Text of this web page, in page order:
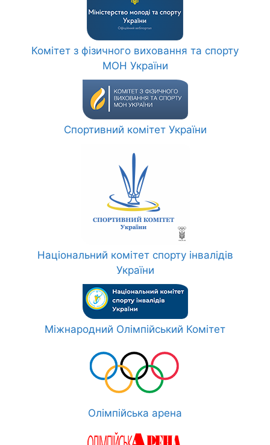
Комітет з фізичного виховання та спорту
МОН України
Спортивний комітет України
Національний комітет спорту інвалідів
України
Міжнародний Олімпійський Комітет
Олімпійська арена